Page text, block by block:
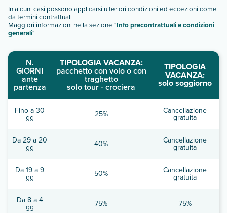
In alcuni casi possono applicarsi ulteriori condizioni ed eccezioni come
da termini contrattuali
Maggiori informazioni nella sezione "Info precontrattuali e condizioni
generali"
N.
GIORNI
ante
partenza
TIPOLOGIA VACANZA:
pacchetto con volo o con
traghetto
solo tour - crociera
TIPOLOGIA
VACANZA:
solo soggiorno
Fino a 30
gg 25% Cancellazione
gratuita
Da 29 a 20
gg 40% Cancellazione
gratuita
Da 19 a 9
gg 50% Cancellazione
gratuita
Da 8 a 4
gg 75% 75%